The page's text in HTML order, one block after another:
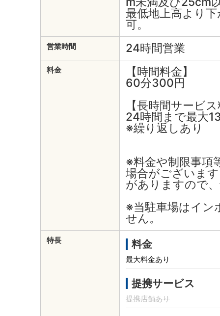
最低地上高より
可。
営業時間 24時間営業
料金
【時間料金】
60分300円
【長時間サービ
24時間まで最大
※繰り返しあり
※料金や制限事項
場合がございま
がありますので
※当駐車場はイン
せん。
特長 料金
最大料金あり
提携サービス
提携店舗あり